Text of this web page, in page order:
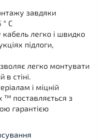
завдяки
C
легко і швидко
підлоги,
легко монтувати
в стіні.
і міцній
™ поставляється з
гарантією